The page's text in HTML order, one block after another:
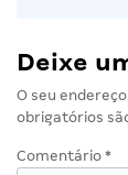
Deixe
O seu
obrigatórios
Comentário *